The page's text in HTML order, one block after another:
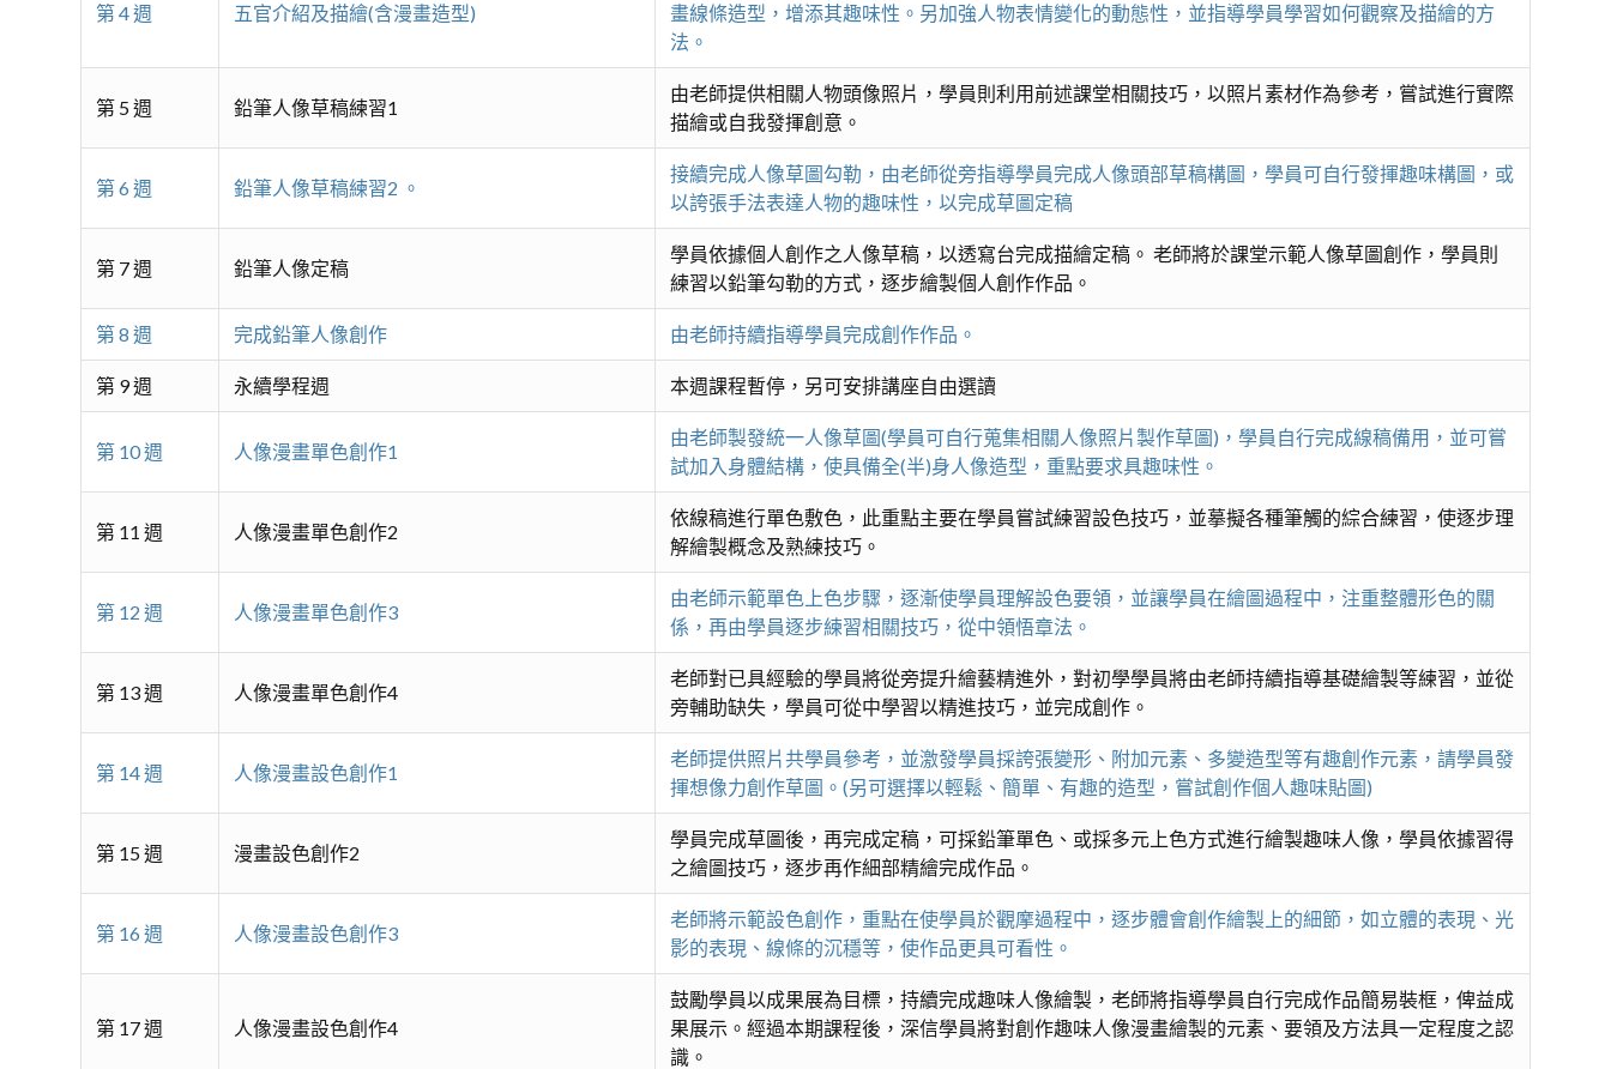
第 4 週 五官介紹及描繪(含漫畫造型)
畫線條造型，增添其趣味性。另加強人物表情變化的動態性，並指導學員學習如何觀察及描繪的方
法。
第 5 週 鉛筆人像草稿練習1
由老師提供相關人物頭像照片，學員則利用前述課堂相關技巧，以照片素材作為參考，嘗試進行實際
描繪或自我發揮創意。
第 6 週 鉛筆人像草稿練習2 。
接續完成人像草圖勾勒，由老師從旁指導學員完成人像頭部草稿構圖，學員可自行發揮趣味構圖，或
以誇張手法表達人物的趣味性，以完成草圖定稿
第 7 週 鉛筆人像定稿
學員依據個人創作之人像草稿，以透寫台完成描繪定稿。 老師將於課堂示範人像草圖創作，學員則
練習以鉛筆勾勒的方式，逐步繪製個人創作作品。
第 8 週 完成鉛筆人像創作 由老師持續指導學員完成創作作品。
第 9 週 永續學程週 本週課程暫停，另可安排講座自由選讀
第 10 週 人像漫畫單色創作1
由老師製發統一人像草圖(學員可自行蒐集相關人像照片製作草圖)，學員自行完成線稿備用，並可嘗
試加入身體結構，使具備全(半)身人像造型，重點要求具趣味性。
第 11 週 人像漫畫單色創作2
依線稿進行單色敷色，此重點主要在學員嘗試練習設色技巧，並摹擬各種筆觸的綜合練習，使逐步理
解繪製概念及熟練技巧。
第 12 週 人像漫畫單色創作3
由老師示範單色上色步驟，逐漸使學員理解設色要領，並讓學員在繪圖過程中，注重整體形色的關
係，再由學員逐步練習相關技巧，從中領悟章法。
第 13 週 人像漫畫單色創作4
老師對已具經驗的學員將從旁提升繪藝精進外，對初學學員將由老師持續指導基礎繪製等練習，並從
旁輔助缺失，學員可從中學習以精進技巧，並完成創作。
第 14 週 人像漫畫設色創作1
老師提供照片共學員參考，並激發學員採誇張變形、附加元素、多變造型等有趣創作元素，請學員發
揮想像力創作草圖。(另可選擇以輕鬆、簡單、有趣的造型，嘗試創作個人趣味貼圖)
第 15 週 漫畫設色創作2
學員完成草圖後，再完成定稿，可採鉛筆單色、或採多元上色方式進行繪製趣味人像，學員依據習得
之繪圖技巧，逐步再作細部精繪完成作品。
第 16 週 人像漫畫設色創作3
老師將示範設色創作，重點在使學員於觀摩過程中，逐步體會創作繪製上的細節，如立體的表現、光
影的表現、線條的沉穩等，使作品更具可看性。
第 17 週 人像漫畫設色創作4
鼓勵學員以成果展為目標，持續完成趣味人像繪製，老師將指導學員自行完成作品簡易裝框，俾益成
果展示。經過本期課程後，深信學員將對創作趣味人像漫畫繪製的元素、要領及方法具一定程度之認
識。